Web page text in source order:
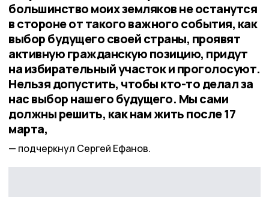
большинство моих земляков не останутся
в стороне от такого важного события, как
выбор будущего своей страны, проявят
активную гражданскую позицию, придут
на избирательный участок и проголосуют.
Нельзя допустить, чтобы кто-то делал за
нас выбор нашего будущего. Мы сами
должны решить, как нам жить после 17
марта,
подчеркнул Сергей Ефанов.